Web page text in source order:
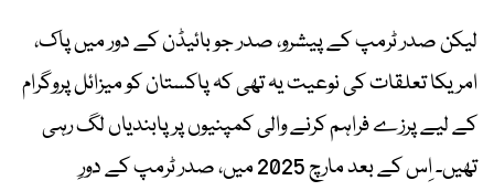
لیکن صدر ٹرمپ کے پیشرو، صدر جو بائیڈن کے دور میں پاک،
امریکا تعلقات کی نوعیت یہ تھی کہ پاکستان کو میزائل پروگرام
کے لیے پرزے فراہم کرنے والی کمپنیوں پر پابندیاں لگ رہی
تھیں۔ اِس کے بعد مارچ 2025 میں، صدر ٹرمپ کے دورِ